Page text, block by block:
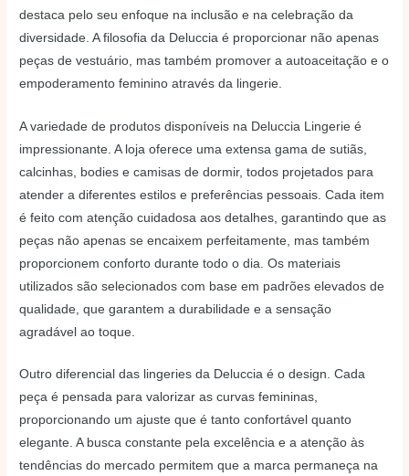
destaca pelo seu enfoque na inclusão e na celebração da
diversidade. A filosofia da Deluccia é proporcionar não apenas
peças de vestuário, mas também promover a autoaceitação e o
empoderamento feminino através da lingerie.
A variedade de produtos disponíveis na Deluccia Lingerie é
impressionante. A loja oferece uma extensa gama de sutiãs,
calcinhas, bodies e camisas de dormir, todos projetados para
atender a diferentes estilos e preferências pessoais. Cada item
é feito com atenção cuidadosa aos detalhes, garantindo que as
peças não apenas se encaixem perfeitamente, mas também
proporcionem conforto durante todo o dia. Os materiais
utilizados são selecionados com base em padrões elevados de
qualidade, que garantem a durabilidade e a sensação
agradável ao toque.
Outro diferencial das lingeries da Deluccia é o design. Cada
peça é pensada para valorizar as curvas femininas,
proporcionando um ajuste que é tanto confortável quanto
elegante. A busca constante pela excelência e a atenção às
tendências do mercado permitem que a marca permaneça na